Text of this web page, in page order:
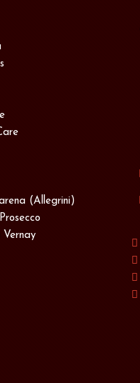
(Allegrini)
Vernay